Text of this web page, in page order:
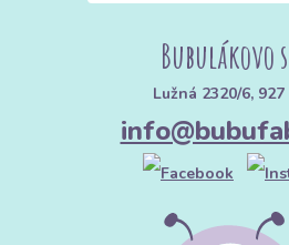
Bubulákovo
Lužná 2320/6, 927